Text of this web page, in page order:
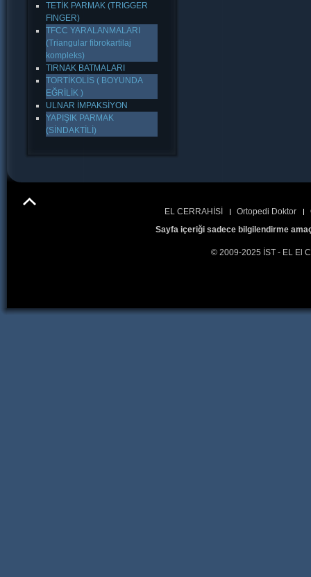
TETİK PARMAK (TRIGGER
FINGER)
TFCC YARALANMALARI
(Triangular fibrokartilaj
kompleks)
TIRNAK BATMALARI
TORTİKOLİS ( BOYUNDA
EĞRİLİK )
ULNAR İMPAKSİYON
YAPIŞIK PARMAK
(SİNDAKTİLİ)
EL CERRAHİSİ Ortopedi Doktor
Sayfa içeriği sadece bilgilendirme
© 2009-2025 İST - EL El